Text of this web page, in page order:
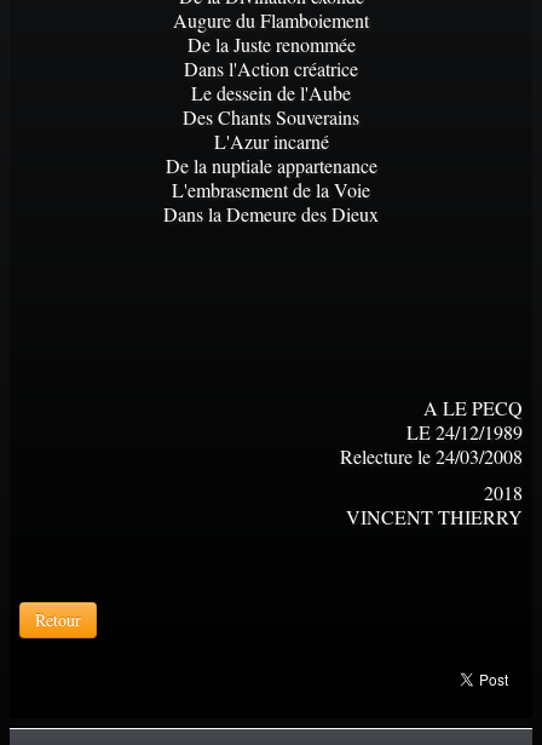
Augure du Flamboiement
De la Juste renommée
Dans l'Action créatrice
Le dessein de l'Aube
Des Chants Souverains
L'Azur incarné
De la nuptiale appartenance
L'embrasement de la Voie
Dans la Demeure des Dieux
A LE PECQ
LE 24/12/1989
Relecture le 24/03/2008
2018
VINCENT THIERRY
Retour